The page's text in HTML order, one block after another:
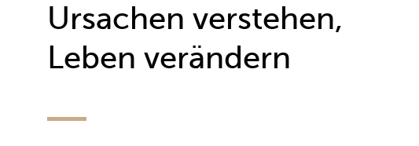
Ursachen verstehen,
Leben verändern